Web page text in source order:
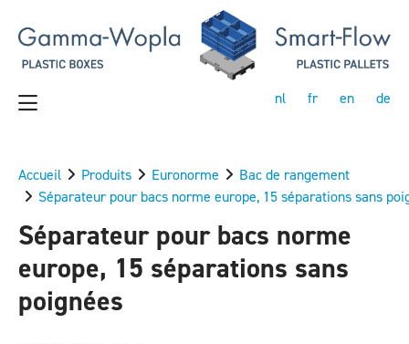
nl fr en de
Accueil Produits Euronorme
Bac de rangement
Séparateur pour bacs norme europe, 15 séparations sans
Séparateur pour bacs norme
europe, 15 séparations sans
poignées